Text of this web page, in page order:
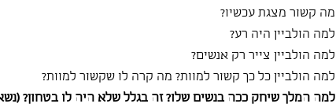
מה קשור מצגת עכשיו?
למה הולביין היה רע?
למה הולביין צייר רק אנשים?
למה הולביין כל כך קשור למוות? מה קרה לו שקשור למוות?
למה המלך שיחק ככה בנשים שלו? זה בגלל שלא היה לו בטחון?